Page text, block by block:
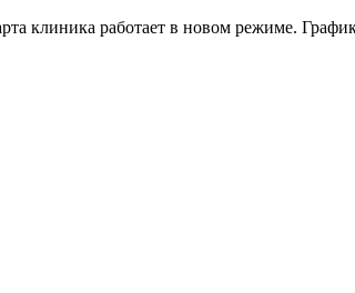
клиника работает в новом режиме.